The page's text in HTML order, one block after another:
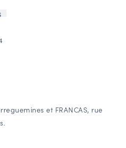
ET DE STAGE
et FRANCAS, rue